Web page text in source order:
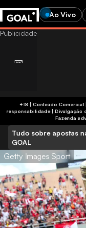
Ao Vivo
+18 | Conteúdo Comercial | Aplicam-se termos e condições | Jogue com
responsabilidade| Divulgação
Fazenda
Tudo sobre apostas
GOAL
Getty Images Sport